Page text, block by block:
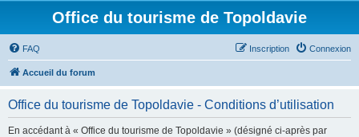
Office du tourisme de Topoldavie
FAQ Connexion
Inscription
Accueil du forum
Office du tourisme de Topoldavie - Conditions d’utilisation
En accédant à « Office du tourisme de Topoldavie » (désigné ci-après par